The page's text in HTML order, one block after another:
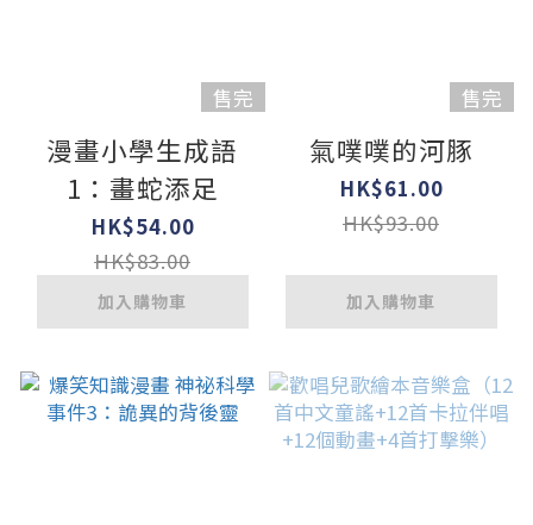
售完
漫畫小學生成語
1：畫蛇添足
HK$54.00
HK$83.00
加入購物車
售完
氣噗噗的河豚
HK$61.00
HK$93.00
加入購物車